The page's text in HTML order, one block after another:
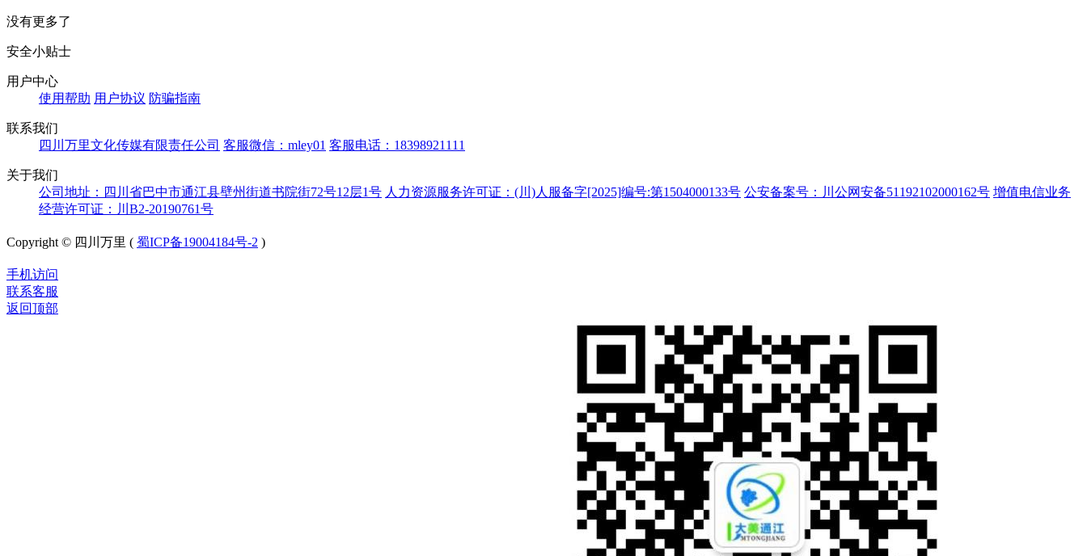
没有更多了
安全小贴士
用户中心
使用帮助 用户协议 防骗指南
联系我们
四川万里文化传媒有限责任公司 客服微信：mley01 客服电话：18398921111
关于我们
公司地址：四川省巴中市通江县壁州街道书院街72号12层1号 人力资源服务许可证：(川)人服备字[2025]编号:第1504000133号 公安备案号：川公网安备51192102000162号 增值电信业务
经营许可证：川B2-20190761号
Copyright © 四川万里 ( 蜀ICP备19004184号-2 )
手机访问
联系客服
返回顶部